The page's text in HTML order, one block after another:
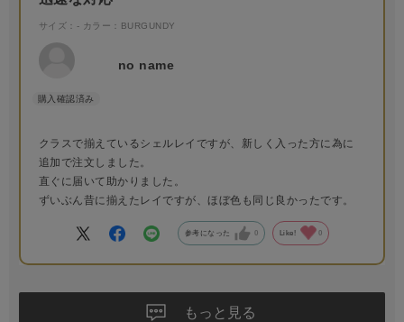
サイズ：- カラー：BURGUNDY
no name
クラスで揃えているシェルレイですが、新しく入った方に為に
追加で注文しました。
直ぐに届いて助かりました。
ずいぶん昔に揃えたレイですが、ほぼ色も同じ良かったです。
参考になった 0 Like! 0
もっと見る